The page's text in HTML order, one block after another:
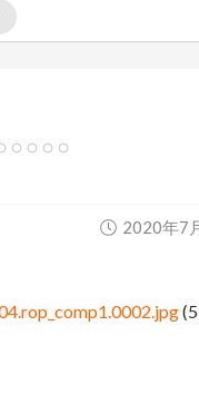
2020年7